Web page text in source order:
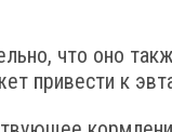
что оно
привести к